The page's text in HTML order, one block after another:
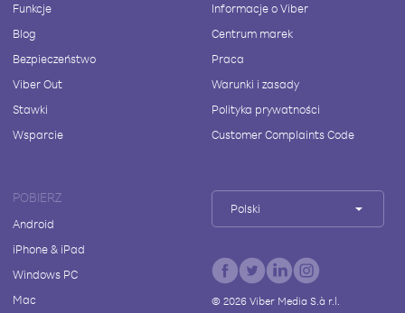
Funkcje
Blog
Bezpieczeństwo
Viber Out
Stawki
Wsparcie
Informacje o Viber
Centrum marek
Praca
Warunki i zasady
Polityka prywatności
Customer Complaints Code
POBIERZ
Android
iPhone & iPad
Windows PC
Mac
Polski
© 2026Viber Media S.à r.l.